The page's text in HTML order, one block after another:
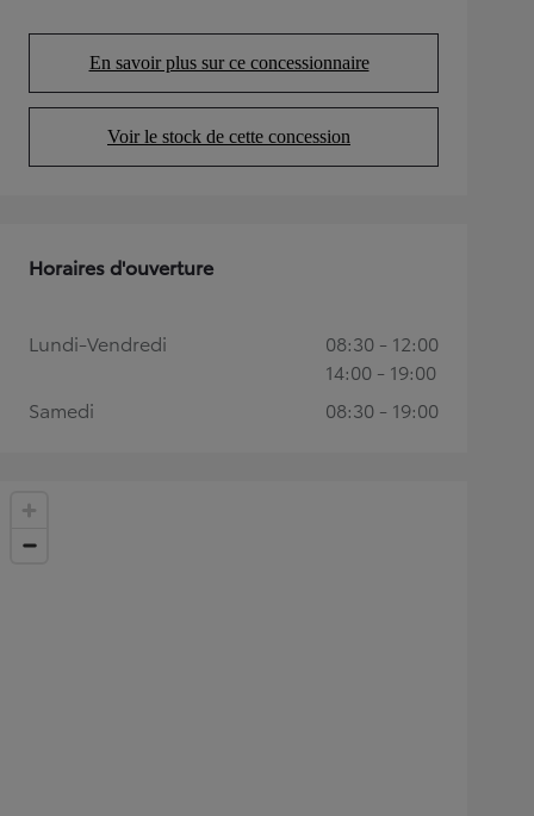
En savoir plus sur ce concessionnaire
(Opens in new tab)
Voir le stock de cette concession
(Opens in new tab)
Horaires d'ouverture
Lundi-Vendredi
08:30 - 12:00
14:00 - 19:00
Samedi
08:30 - 19:00